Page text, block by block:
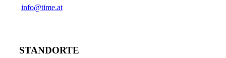
info@time.at
STANDORTE